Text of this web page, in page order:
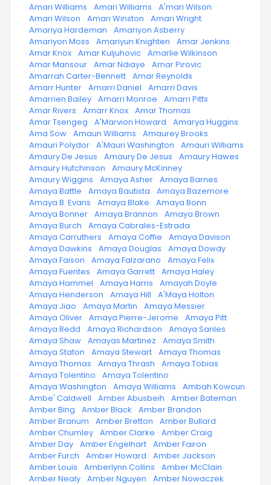
· Amari Williams · Amari Williams · A'mari Wilson
· Amari Wilson · Amari Winston · Amari Wright
· Amariya Hardeman · Amariyon Asberry
· Amariyon Moss · Amariyun Knighten · Amar Jenkins
· Amar Knox · Amar Kuljuhovic · Amarlie Wilkinson
· Amar Mansour · Amar Ndiaye · Amar Pirovic
· Amarrah Carter-Bennett · Amar Reynolds
· Amarr Hunter · Amarri Daniel · Amarri Davis
· Amarrien Bailey · Amarri Monroe · Amarri Pitts
· Amar Rivers · Amarr Knox · Amar Thomas
· Amar Tsengeg · A'Marvion Howard · Amarya Huggins
· Ama Sow · Amaun Williams · Amaurey Brooks
· Amauri Polydor · A'Mauri Washington · Amauri Williams
· Amaury De Jesus · Amaury De Jesus · Amaury Hawes
· Amaury Hutchinson · Amaury McKinney
· Amaury Wiggins · Amaya Asher · Amaya Barnes
· Amaya Battle · Amaya Bautista · Amaya Bazemore
· Amaya B. Evans · Amaya Blake · Amaya Bonn
· Amaya Bonner · Amaya Brannon · Amaya Brown
· Amaya Burch · Amaya Cabrales-Estrada
· Amaya Carruthers · Amaya Coffie · Amaya Davison
· Amaya Dawkins · Amaya Douglas · Amaya Dowdy
· Amaya Faison · Amaya Falzarano · Amaya Felix
· Amaya Fuentes · Amaya Garrett · Amaya Haley
· Amaya Hammel · Amaya Harris · Amayah Doyle
· Amaya Henderson · Amaya Hill · A'Maya Holton
· Amaya Jiao · Amaya Martin · Amaya Messier
· Amaya Oliver · Amaya Pierre-Jerome · Amaya Pitt
· Amaya Redd · Amaya Richardson · Amaya Sanles
· Amaya Shaw · Amayas Martinez · Amaya Smith
· Amaya Staton · Amaya Stewart · Amaya Thomas
· Amaya Thomas · Amaya Thrash · Amaya Tobias
· Amaya Tolentino · Amaya Tolentino
· Amaya Washington · Amaya Williams · Ambah Kowcun
· Ambe' Caldwell · Amber Abusbeih · Amber Bateman
· Amber Bing · Amber Black · Amber Brandon
· Amber Branum · Amber Bretton · Amber Bullard
· Amber Chumley · Amber Clarke · Amber Craig
· Amber Day · Amber Engelhart · Amber Fairon
· Amber Furch · Amber Howard · Amber Jackson
· Amber Louis · Amberlynn Collins · Amber McClain
· Amber Nealy · Amber Nguyen · Amber Nowaczek